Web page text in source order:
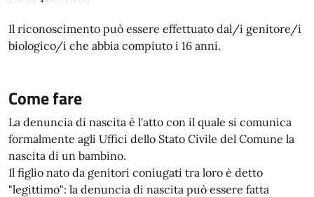
Il riconoscimento può essere effettuato dal/i genitore/i
biologico/i che abbia compiuto i 16 anni.
Come fare
La denuncia di nascita è l'atto con il quale si comunica
formalmente agli Uffici dello Stato Civile del Comune la
nascita di un bambino.
Il figlio nato da genitori coniugati tra loro è detto
"legittimo": la denuncia di nascita può essere fatta